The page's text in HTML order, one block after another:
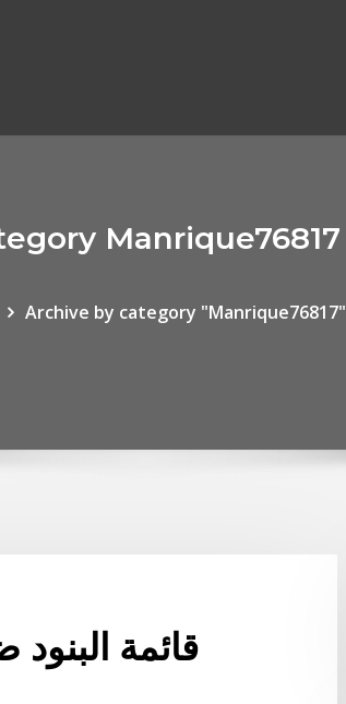
Manrique76817
Archive by category "Manrique76817"
قائمة البنود